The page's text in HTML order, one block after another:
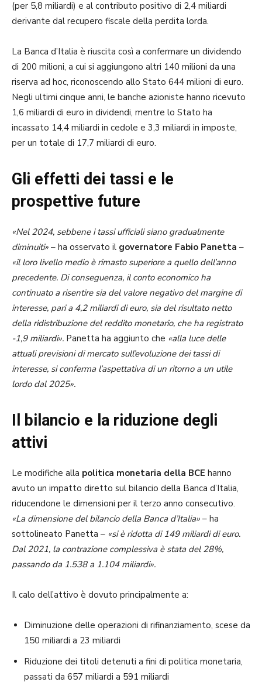
(per 5,8 miliardi) e al contributo positivo di 2,4 miliardi
derivante dal recupero fiscale della perdita lorda.
La Banca d’Italia è riuscita così a confermare un dividendo
di 200 milioni, a cui si aggiungono altri 140 milioni da una
riserva ad hoc, riconoscendo allo Stato 644 milioni di euro.
Negli ultimi cinque anni, le banche azioniste hanno ricevuto
1,6 miliardi di euro in dividendi, mentre lo Stato ha
incassato 14,4 miliardi in cedole e 3,3 miliardi in imposte,
per un totale di 17,7 miliardi di euro.
Gli effetti dei tassi e le
prospettive future
«Nel 2024, sebbene i tassi ufficiali siano gradualmente
diminuiti» – ha osservato il governatore Fabio Panetta –
«il loro livello medio è rimasto superiore a quello dell’anno
precedente. Di conseguenza, il conto economico ha
continuato a risentire sia del valore negativo del margine di
interesse, pari a 4,2 miliardi di euro, sia del risultato netto
della ridistribuzione del reddito monetario, che ha registrato
-1,9 miliardi». Panetta ha aggiunto che «alla luce delle
attuali previsioni di mercato sull’evoluzione dei tassi di
interesse, si conferma l’aspettativa di un ritorno a un utile
lordo dal 2025».
Il bilancio e la riduzione degli
attivi
Le modifiche alla politica monetaria della BCE hanno
avuto un impatto diretto sul bilancio della Banca d’Italia,
riducendone le dimensioni per il terzo anno consecutivo.
«La dimensione del bilancio della Banca d’Italia» – ha
sottolineato Panetta – «si è ridotta di 149 miliardi di euro.
Dal 2021, la contrazione complessiva è stata del 28%,
passando da 1.538 a 1.104 miliardi».
Il calo dell’attivo è dovuto principalmente a:
Diminuzione delle operazioni di rifinanziamento, scese da
150 miliardi a 23 miliardi
Riduzione dei titoli detenuti a fini di politica monetaria,
passati da 657 miliardi a 591 miliardi